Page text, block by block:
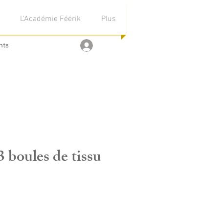
L'Académie Féérik Plus
boules de tissu